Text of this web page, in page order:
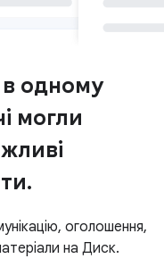
в одному
могли
оголошення,
на Диск.